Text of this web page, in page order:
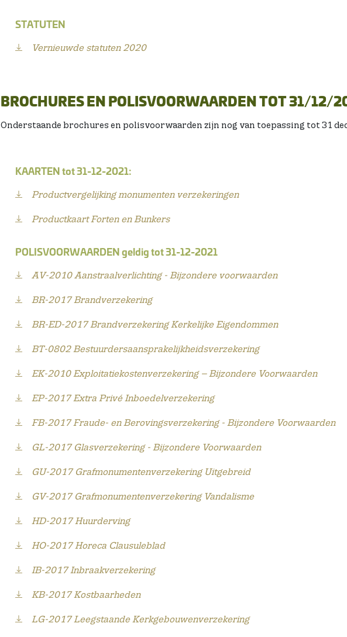
STATUTEN
Vernieuwde statuten 2020
BROCHURES EN POLISVOORWAARDEN TOT 31/12/
Onderstaande brochures en polisvoorwaarden zijn nog van toepassing tot 31
KAARTEN tot 31-12-2021:
Productvergelijking monumenten verzekeringen
Productkaart Forten en Bunkers
POLISVOORWAARDEN geldig tot 31-12-2021
AV-2010 Aanstraalverlichting - Bijzondere voorwaarden
BR-2017 Brandverzekering
BR-ED-2017 Brandverzekering Kerkelijke Eigendommen
BT-0802 Bestuurdersaansprakelijkheidsverzekering
EK-2010 Exploitatiekostenverzekering – Bijzondere Voorwaarden
EP-2017 Extra Privé Inboedelverzekering
FB-2017 Fraude- en Berovingsverzekering - Bijzondere Voorwaarden
GL-2017 Glasverzekering - Bijzondere Voorwaarden
GU-2017 Grafmonumentenverzekering Uitgebreid
GV-2017 Grafmonumentenverzekering Vandalisme
HD-2017 Huurderving
HO-2017 Horeca Clausuleblad
IB-2017 Inbraakverzekering
KB-2017 Kostbaarheden
LG-2017 Leegstaande Kerkgebouwenverzekering